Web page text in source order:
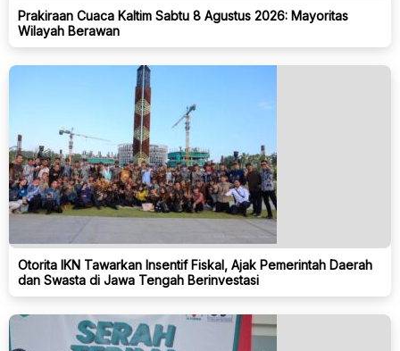
Prakiraan Cuaca Kaltim Sabtu 8 Agustus 2026: Mayoritas
Wilayah Berawan
Otorita IKN Tawarkan Insentif Fiskal, Ajak Pemerintah Daerah
dan Swasta di Jawa Tengah Berinvestasi